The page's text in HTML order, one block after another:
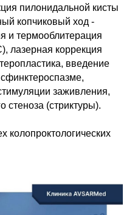
пилонидальной кисты
копчиковый ход -
и термооблитерация
лазерная коррекция
введение
заживления,
стеноза (стриктуры).
колопроктологических